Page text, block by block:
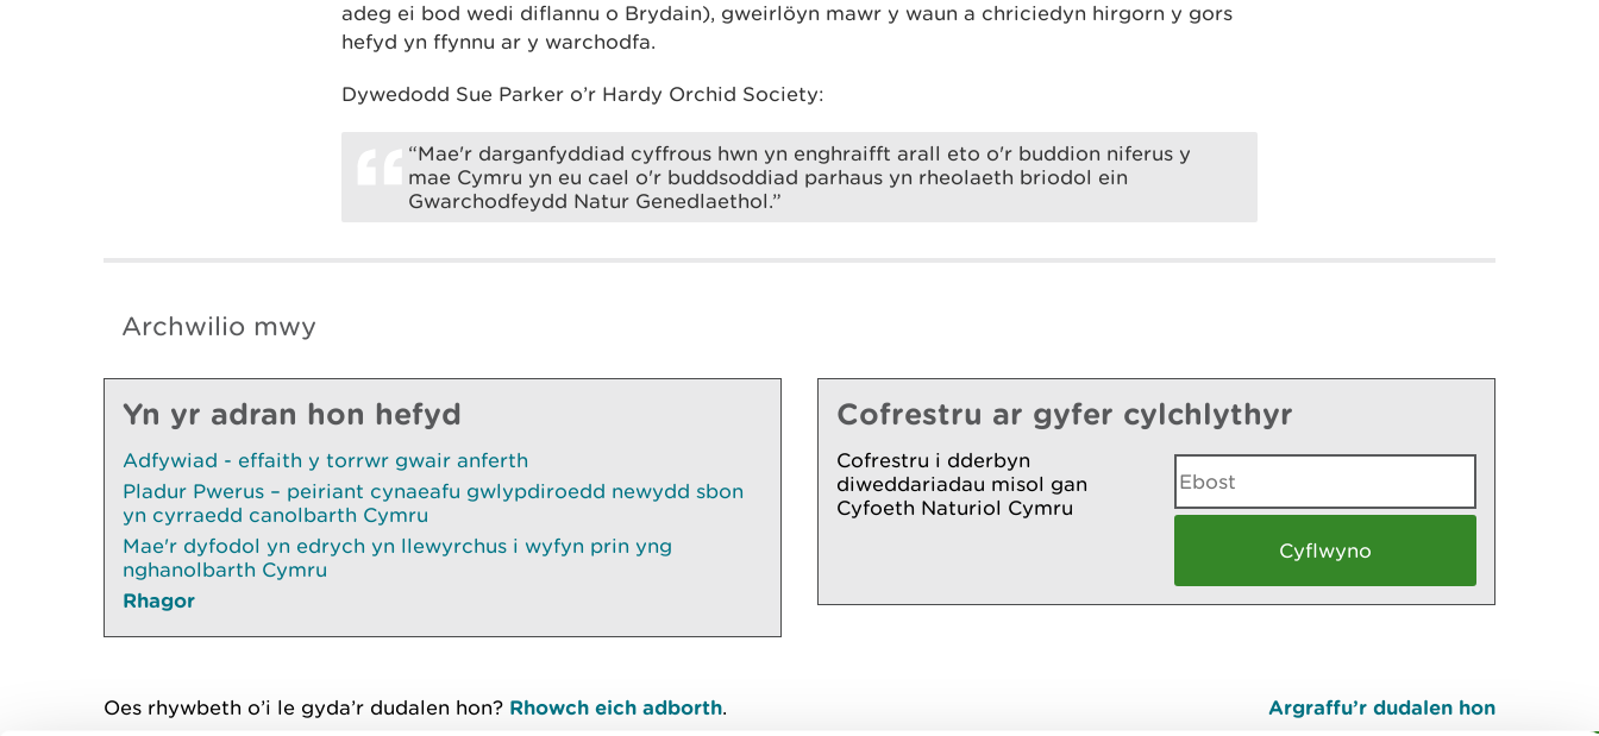
adeg ei bod wedi diflannu o Brydain), gweirlöyn mawr y waun a chriciedyn hirgorn y gors
hefyd yn ffynnu ar y warchodfa.
Dywedodd Sue Parker o’r Hardy Orchid Society:
“Mae'r darganfyddiad cyffrous hwn yn enghraifft arall eto o'r buddion niferus y
mae Cymru yn eu cael o'r buddsoddiad parhaus yn rheolaeth briodol ein
Gwarchodfeydd Natur Genedlaethol.”
Archwilio mwy
Yn yr adran hon hefyd
Adfywiad - effaith y torrwr gwair anferth
Pladur Pwerus – peiriant cynaeafu gwlypdiroedd newydd sbon
yn cyrraedd canolbarth Cymru
Mae'r dyfodol yn edrych yn llewyrchus i wyfyn prin yng
nghanolbarth Cymru
Rhagor
Cofrestru ar gyfer cylchlythyr
Cofrestru i dderbyn
diweddariadau misol gan
Cyfoeth Naturiol Cymru
Oes rhywbeth o’i le gyda’r dudalen hon? Rhowch eich adborth. Argraffu’r dudalen hon